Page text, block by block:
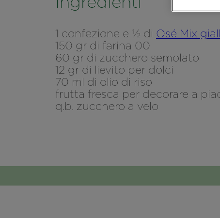
1 confezione e ½ di Osé Mix
150 gr di farina 00
60 gr di zucchero semolato
12 gr di lievito per dolci
70 ml di olio di riso
frutta fresca per decorare a
q.b. zucchero a velo